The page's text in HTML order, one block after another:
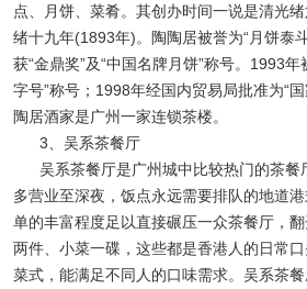
点、月饼、菜肴。其创办时间一说是清光
绪十九年(1893年)。陶陶居被誉为“月饼泰
获“金鼎奖”及“中国名牌月饼”称号。1993
字号”称号；1998年经国内贸易局批准为“
陶居酒家是广州一家连锁茶楼。
3、吴系茶餐厅
吴系茶餐厅是广州城中比较热门的茶餐
多营业至深夜，饭点永远需要排队的地道
单的丰富程度足以直接碾压一众茶餐厅，
两件、小菜一碟，这些都是香港人的日常
菜式，能满足不同人的口味需求。吴系茶